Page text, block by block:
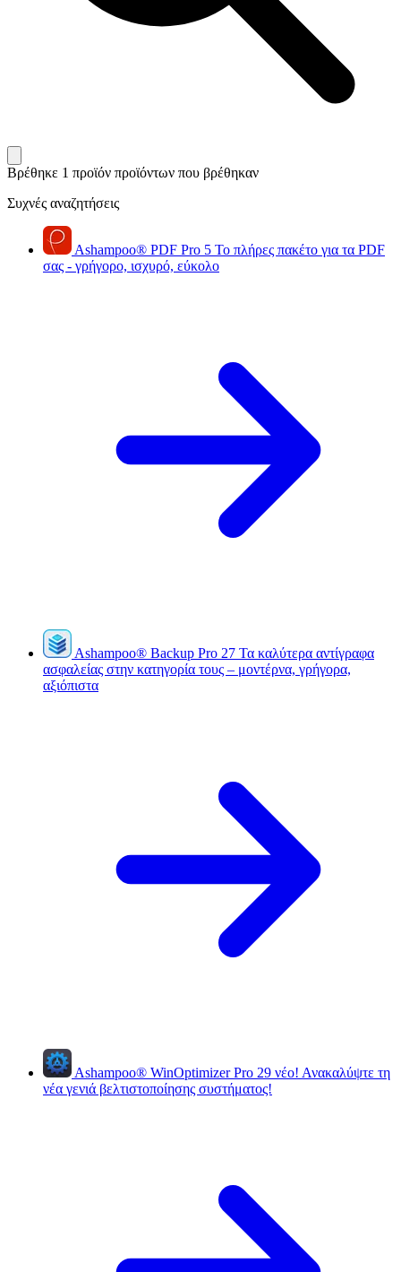
Βρέθηκε 1 προϊόν προϊόντων που βρέθηκαν
Συχνές αναζητήσεις
Ashampoo® PDF Pro 5 Το πλήρες πακέτο για τα PDF
σας - γρήγορο, ισχυρό, εύκολο
Ashampoo® Backup Pro 27 Τα καλύτερα αντίγραφα
ασφαλείας στην κατηγορία τους – μοντέρνα, γρήγορα,
αξιόπιστα
Ashampoo® WinOptimizer Pro 29 νέο! Ανακαλύψτε τη
νέα γενιά βελτιστοποίησης συστήματος!